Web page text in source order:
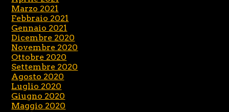
Marzo 2021
Febbraio 2021
Gennaio 2021
Dicembre 2020
Novembre 2020
Ottobre 2020
Settembre 2020
Agosto 2020
Luglio 2020
Giugno 2020
Maggio 2020